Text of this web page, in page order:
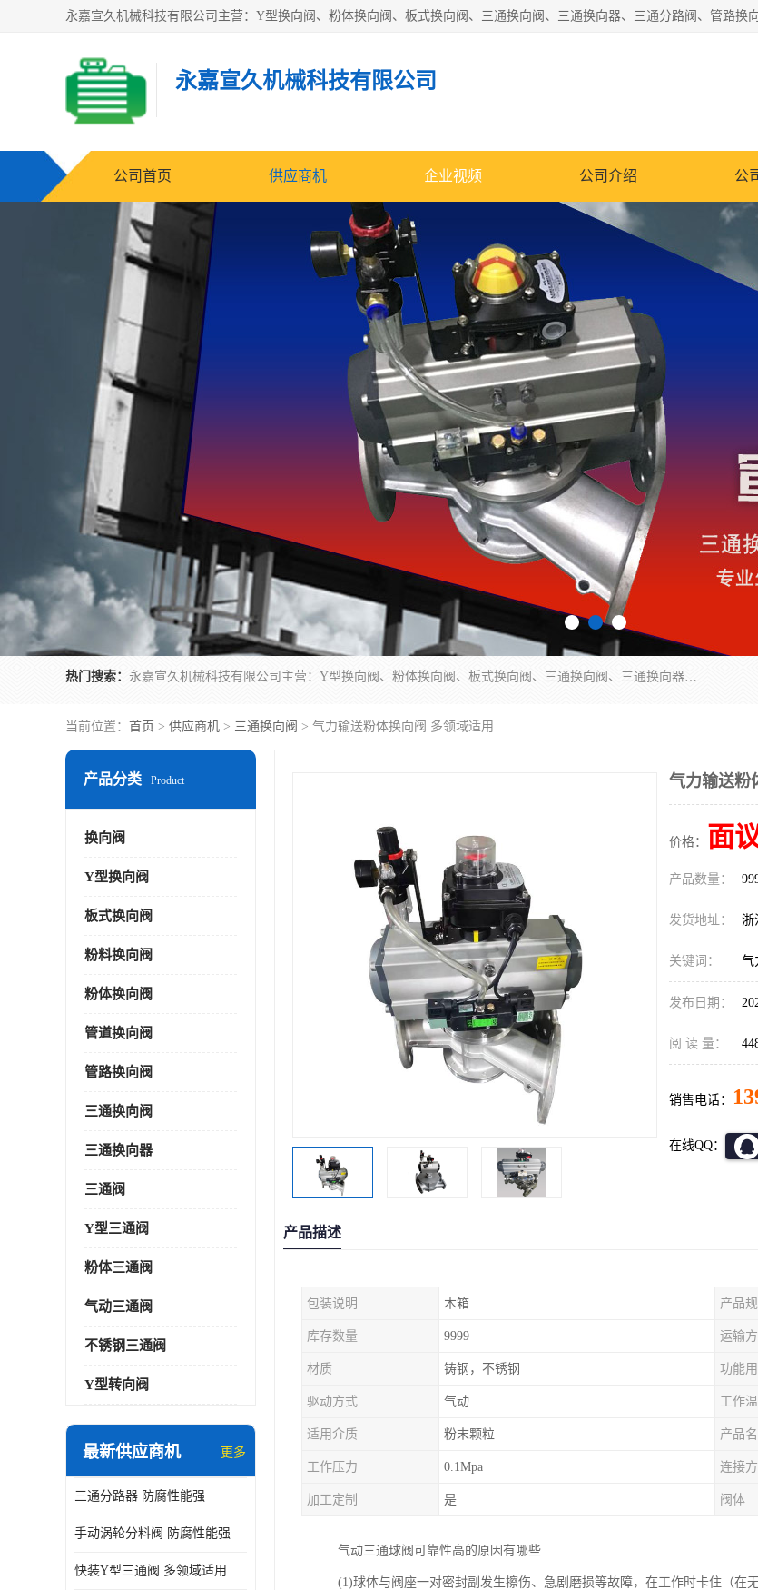
永嘉宣久机械科技有限公司
公司首页 供应商机 企业视频 公司介绍 公
热门搜索： 永嘉宣久机械科技有限公司主营：Y型换向阀、粉体换向阀、板式换向阀、三通换向阀、三通换向器、三通分路阀、管路换向阀等产品及服务。
当前位置： 首页 > 供应商机 > 三通换向阀 > 气力输送粉体换向阀 多领域适用
产品分类 Product
换向阀
Y型换向阀
板式换向阀
粉料换向阀
粉体换向阀
管道换向阀
管路换向阀
三通换向阀
三通换向器
三通阀
Y型三通阀
粉体三通阀
气动三通阀
不锈钢三通阀
Y型转向阀
最新供应商机 更多
三通分路器 防腐性能强
手动涡轮分料阀 防腐性能强
快装Y型三通阀 多领域适用
气力输送粉
价格： 面
产品数量：
发货地址： 浙
关键词： 气
发布日期：
阅 读 量：
销售电话：
在线QQ：
产品描述
包装说明 木箱 产品
库存数量 9999 运输
材质 铸钢，不锈钢 功能
驱动方式 气动 工作
适用介质 粉末颗粒 产品
工作压力 0.1Mpa 连接
加工定制 是 阀体
气动三通球阀可靠性高的原因有哪些
(1)球体与阀座一对密封副发生擦伤、急剧磨损等故障，在工作时卡住（在